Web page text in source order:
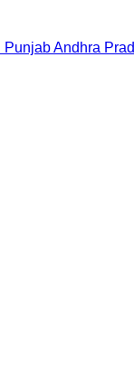
PunjabAndhra